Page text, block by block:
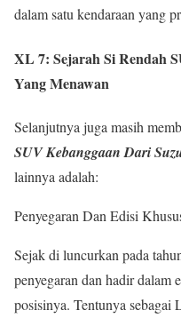
dalam satu kendaraan yang
XL 7: Sejarah Si Rendah
Yang Menawan
Selanjutnya juga masih
SUV Kebanggaan Dari
lainnya adalah:
Penyegaran Dan Edisi
Sejak di luncurkan pada
penyegaran dan hadir dalam
posisinya. Tentunya sebagai